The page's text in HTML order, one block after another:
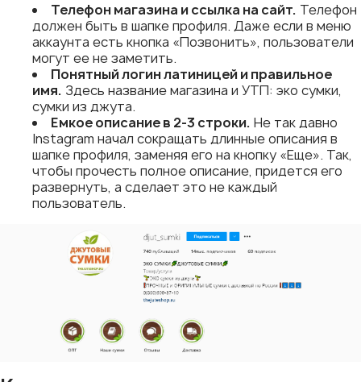
Телефон магазина и ссылка на сайт. Телефон
должен быть в шапке профиля. Даже если в меню
аккаунта есть кнопка «Позвонить», пользователи
могут ее не заметить.
Понятный логин латиницей и правильное
имя. Здесь название магазина и УТП: эко сумки,
сумки из джута.
Емкое описание в 2-3 строки. Не так давно
Instagram начал сокращать длинные описания в
шапке профиля, заменяя его на кнопку «Еще». Так,
чтобы прочесть полное описание, придется его
развернуть, а сделает это не каждый
пользователь.